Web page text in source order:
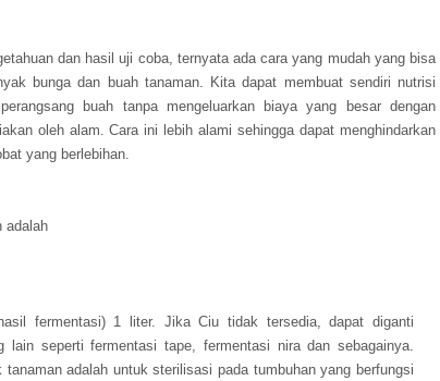
dan hasil uji coba, ternyata ada cara yang mudah yang bisa
bunga dan buah tanaman. Kita dapat membuat sendiri nutrisi
buah tanpa mengeluarkan biaya yang besar dengan
oleh alam. Cara ini lebih alami sehingga dapat menghindarkan
yang berlebihan.
adalah
fermentasi) 1 liter. Jika Ciu tidak tersedia, dapat diganti
lain seperti fermentasi tape, fermentasi nira dan sebagainya.
adalah untuk sterilisasi pada tumbuhan yang berfungsi